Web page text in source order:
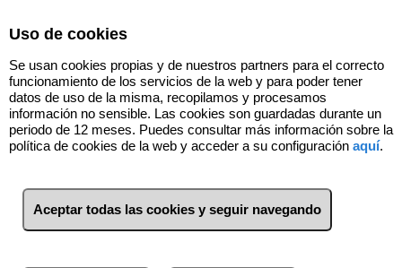
En Asesban prima el interés del cliente
Uso de cookies
Se usan cookies propias y de nuestros partners para el correcto
funcionamiento de los servicios de la web y para poder tener
datos de uso de la misma, recopilamos y procesamos
información no sensible. Las cookies son guardadas durante un
periodo de 12 meses. Puedes consultar más información sobre la
política de cookies de la web y acceder a su configuración aquí.
Aceptar todas las cookies y seguir navegando